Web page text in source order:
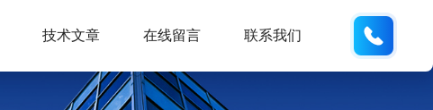
技术文章 在线留言 联系我们